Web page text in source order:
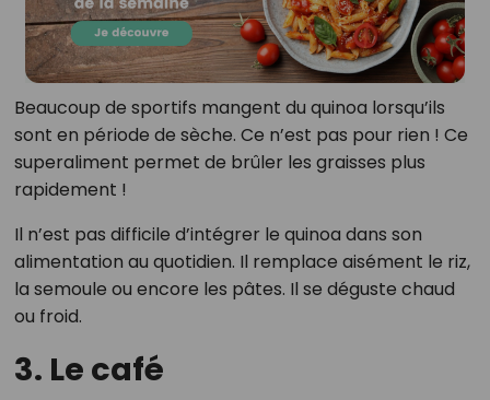
Beaucoup de sportifs mangent du quinoa lorsqu’ils
sont en période de sèche. Ce n’est pas pour rien ! Ce
superaliment permet de brûler les graisses plus
rapidement !
Il n’est pas difficile d’intégrer le quinoa dans son
alimentation au quotidien. Il remplace aisément le riz,
la semoule ou encore les pâtes. Il se déguste chaud
ou froid.
3. Le café